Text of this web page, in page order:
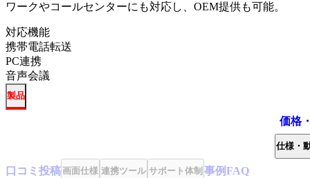
ワークやコールセンターにも対応し、OEM提供も可能。
対応機能
携帯電話転送
PC連携
音声会議
製品
価格
仕様・
口コミ 投稿画面仕様 連携ツール サポート体制 事例FAQ